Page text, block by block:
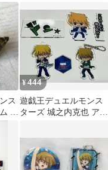
ラゴン
ス
メ
パ
¥444
遊戯王デュエルモンス
ターズ 城之内克也 アク